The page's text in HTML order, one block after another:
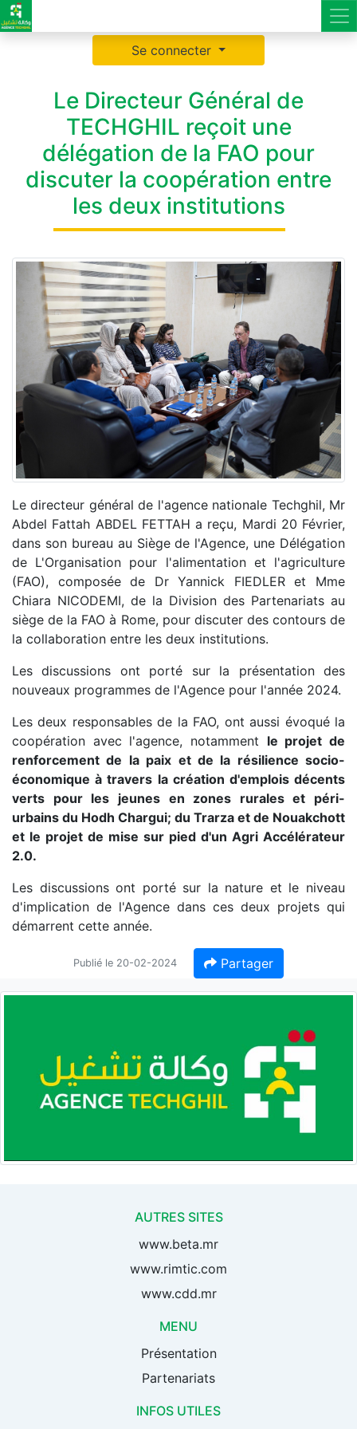
Se connecter
Le Directeur Général de
TECHGHIL reçoit une
délégation de la FAO pour
discuter la coopération entre
les deux institutions
Le directeur général de l'agence nationale Techghil, Mr
Abdel Fattah ABDEL FETTAH a reçu, Mardi 20 Février,
dans son bureau au Siège de l'Agence, une Délégation
de L'Organisation pour l'alimentation et l'agriculture
(FAO), composée de Dr Yannick FIEDLER et Mme
Chiara NICODEMI, de la Division des Partenariats au
siège de la FAO à Rome, pour discuter des contours de
la collaboration entre les deux institutions.
Les discussions ont porté sur la présentation des
nouveaux programmes de l'Agence pour l'année 2024.
Les deux responsables de la FAO, ont aussi évoqué la
coopération avec l'agence, notamment le projet de
renforcement de la paix et de la résilience socio-
économique à travers la création d'emplois décents
verts pour les jeunes en zones rurales et péri-
urbains du Hodh Chargui; du Trarza et de Nouakchott
et le projet de mise sur pied d'un Agri Accélérateur
2.0.
Les discussions ont porté sur la nature et le niveau
d'implication de l'Agence dans ces deux projets qui
démarrent cette année.
Publié le 20-02-2024 Partager
AUTRES SITES
www.beta.mr
www.rimtic.com
www.cdd.mr
MENU
Présentation
Partenariats
INFOS UTILES